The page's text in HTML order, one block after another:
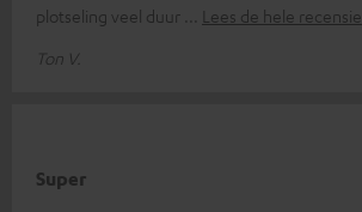
plotseling veel duur
Lees de hele recensie
Ton V.
Super